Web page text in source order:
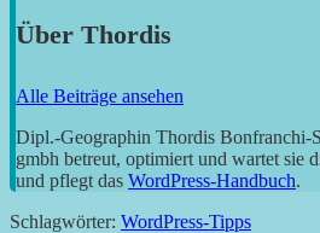
Über Thordis
Alle Beiträge ansehen
Dipl.-Geographin Thordis Bonfranchi-
gmbh betreut, optimiert und wartet sie
und pflegt das WordPress-Handbuch.
Schlagwörter: WordPress-Tipps